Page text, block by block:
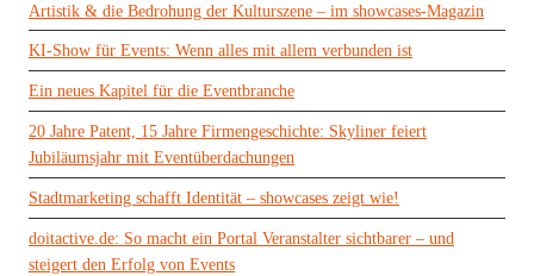
Artistik & die Bedrohung der Kulturszene – im showcases-Magazin
KI-Show für Events: Wenn alles mit allem verbunden ist
Ein neues Kapitel für die Eventbranche
20 Jahre Patent, 15 Jahre Firmengeschichte: Skyliner feiert
Jubiläumsjahr mit Eventüberdachungen
Stadtmarketing schafft Identität – showcases zeigt wie!
doitactive.de: So macht ein Portal Veranstalter sichtbarer – und
steigert den Erfolg von Events